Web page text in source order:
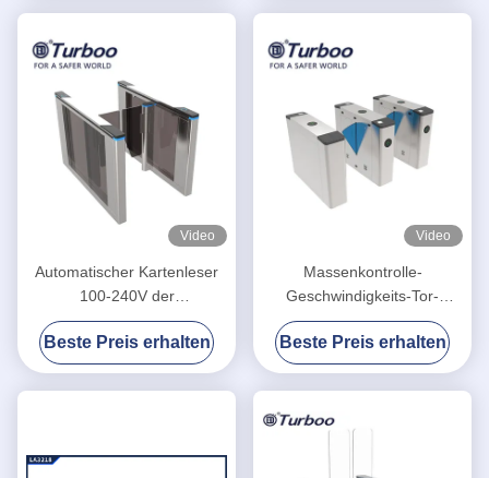
RFID
Barriere Tor
Video
Automatischer Kartenleser
100-240V der
Geschwindigkeits-Tor-
Drehkreuz-hohen
Sicherheits-RFID mit
schwanzlosem Servomotor
Beste Preis erhalten
Video
Massenkontrolle-
Geschwindigkeits-Tor-
Drehkreuz mit 35
Personen/minimaler
Wegezeit
Beste Preis erhalten